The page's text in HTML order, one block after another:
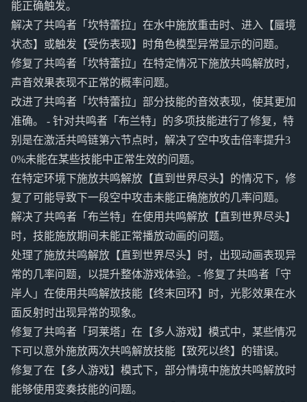
能正确触发。
解决了共鸣者「坎特蕾拉」在水中施放重击时、进入【蜃境
状态】或触发【受伤表现】时角色模型异常显示的问题。
修复了共鸣者「坎特蕾拉」在特定情况下施放共鸣解放时，
声音效果表现不正常的概率问题。
改进了共鸣者「坎特蕾拉」部分技能的音效表现，使其更加
准确。 - 针对共鸣者「布兰特」的多项技能进行了修复，特
别是在激活共鸣链第六节点时，解决了空中攻击倍率提升3
0%未能在某些技能中正常生效的问题。
在特定环境下施放共鸣解放【直到世界尽头】的情况下，修
复了可能导致下一段空中攻击未能正确施放的几率问题。
解决了共鸣者「布兰特」在使用共鸣解放【直到世界尽头】
时，技能施放期间未能正常播放动画的问题。
处理了施放共鸣解放【直到世界尽头】时，出现动画表现异
常的几率问题，以提升整体游戏体验。- 修复了共鸣者「守
岸人」在使用共鸣解放技能【终末回环】时，光影效果在水
面反射时出现异常的现象。
修复了共鸣者「珂莱塔」在【多人游戏】模式中，某些情况
下可以意外施放两次共鸣解放技能【致死以终】的错误。
修复了在【多人游戏】模式下，部分情境中施放共鸣解放时
能够使用变奏技能的问题。